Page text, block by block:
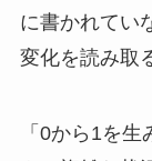
に書かれてい
変化を読み取
「0から1を